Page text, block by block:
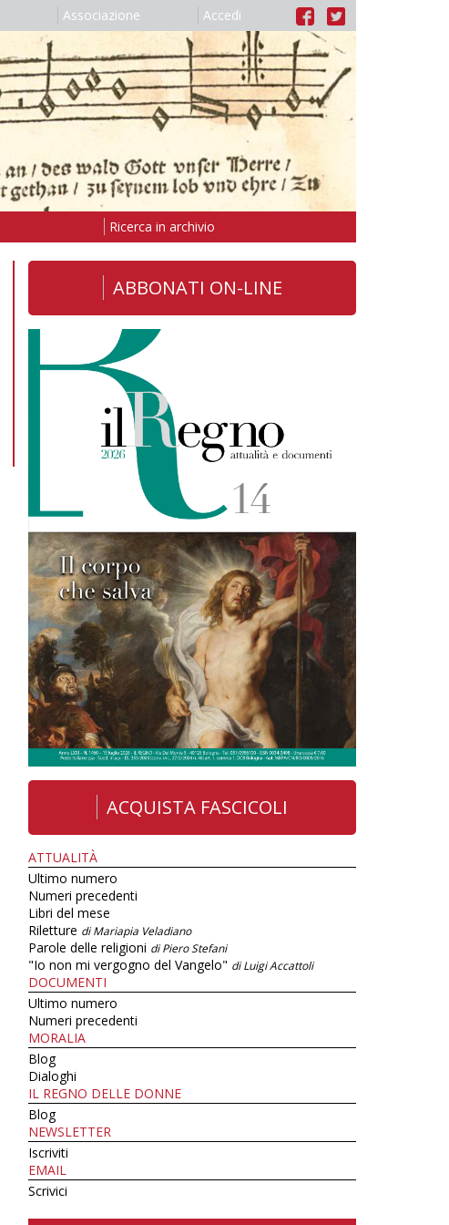
Associazione Accedi
Ricerca in archivio
ABBONATI ON-LINE
ACQUISTA FASCICOLI
ATTUALITÀ
Ultimo numero
Numeri precedenti
Libri del mese
Riletture di Mariapia Veladiano
Parole delle religioni di Piero Stefani
"Io non mi vergogno del Vangelo" di Luigi Accattoli
DOCUMENTI
Ultimo numero
Numeri precedenti
MORALIA
Blog
Dialoghi
IL REGNO DELLE DONNE
Blog
NEWSLETTER
Iscriviti
EMAIL
Scrivici